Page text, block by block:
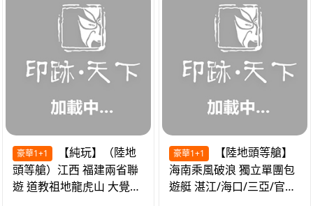
豪華1+1
頭等艙）江西 福建兩省聯
遊 道教祖地龍虎山 大覺山
豪華1+1
海南乘風破浪 獨立單團包
遊艇 湛江/海口/三亞/官塘/